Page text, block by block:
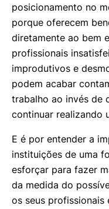
posicionamento no
porque oferecem
diretamente ao bem
profissionais
improdutivos e
podem acabar
trabalho ao invés de
continuar realizando
E é por entender a
instituições de uma
esforçar para fazer
da medida do
os seus profissionais